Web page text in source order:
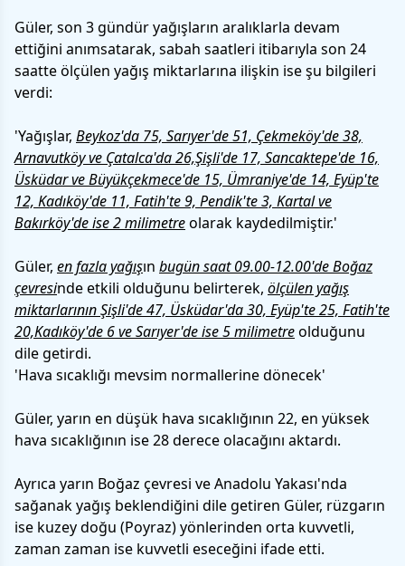
Güler, son 3 gündür yağışların aralıklarla devam
ettiğini anımsatarak, sabah saatleri itibarıyla son 24
saatte ölçülen yağış miktarlarına ilişkin ise şu bilgileri
verdi:
'Yağışlar, Beykoz'da 75, Sarıyer'de 51, Çekmeköy'de 38,
Arnavutköy ve Çatalca'da 26,Şişli'de 17, Sancaktepe'de 16,
Üsküdar ve Büyükçekmece'de 15, Ümraniye'de 14, Eyüp'te
12, Kadıköy'de 11, Fatih'te 9, Pendik'te 3, Kartal ve
Bakırköy'de ise 2 milimetreolarak kaydedilmiştir.'
Güler, en fazla yağışın bugün saat 09.00-12.00'de Boğaz
çevresinde etkili olduğunu belirterek, ölçülen yağış
miktarlarının Şişli'de 47, Üsküdar'da 30, Eyüp'te 25, Fatih'te
20,Kadıköy'de 6 ve Sarıyer'de ise 5 milimetreolduğunu
dile getirdi.
'Hava sıcaklığı mevsim normallerine dönecek'
Güler, yarın en düşük hava sıcaklığının 22, en yüksek
hava sıcaklığının ise 28 derece olacağını aktardı.
Ayrıca yarın Boğaz çevresi ve Anadolu Yakası'nda
sağanak yağış beklendiğini dile getiren Güler, rüzgarın
ise kuzey doğu (Poyraz) yönlerinden orta kuvvetli,
zaman zaman ise kuvvetli eseceğini ifade etti.